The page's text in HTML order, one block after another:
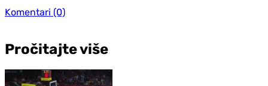
Komentari (0)
Pročitajte više